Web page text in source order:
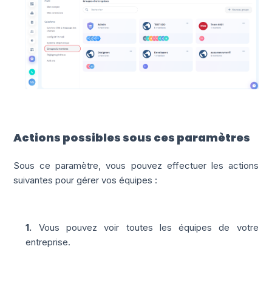
Actions possibles sous ces paramètres
Sous ce paramètre, vous pouvez effectuer les actions
suivantes pour gérer vos équipes :
1. Vous pouvez voir toutes les équipes de votre
entreprise.